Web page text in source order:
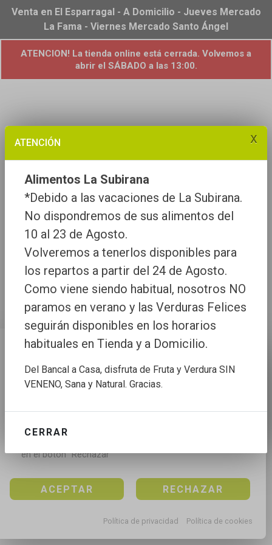
Configuración de cookies
Utilizamos cookies propias y de terceros para mejorar
nuestros servicios, para analizar el tráfico, para
análisis de la navegación.
Puedes aceptar todas las cookies pulsando en el
en el botón “Rechazar”
ACEPTAR RECHAZAR
Política de privacidad Política de cookies
ATENCIÓN x
Alimentos La Subirana
*Debido a las vacaciones de La Subirana.
No dispondremos de sus alimentos del
10 al 23 de Agosto.
Volveremos a tenerlos disponibles para
los repartos a partir del 24 de Agosto.
Como viene siendo habitual, nosotros NO
paramos en verano y las Verduras Felices
seguirán disponibles en los horarios
habituales en Tienda y a Domicilio.
Del Bancal a Casa, disfruta de Fruta y Verdura SIN
VENENO, Sana y Natural. Gracias.
CERRAR
Venta en El Esparragal - A Domicilio - Jueves Mercado
La Fama - Viernes Mercado Santo Ángel
ATENCION! La tienda online está cerrada. Volvemos a
abrir el SÁBADO a las 13:00.